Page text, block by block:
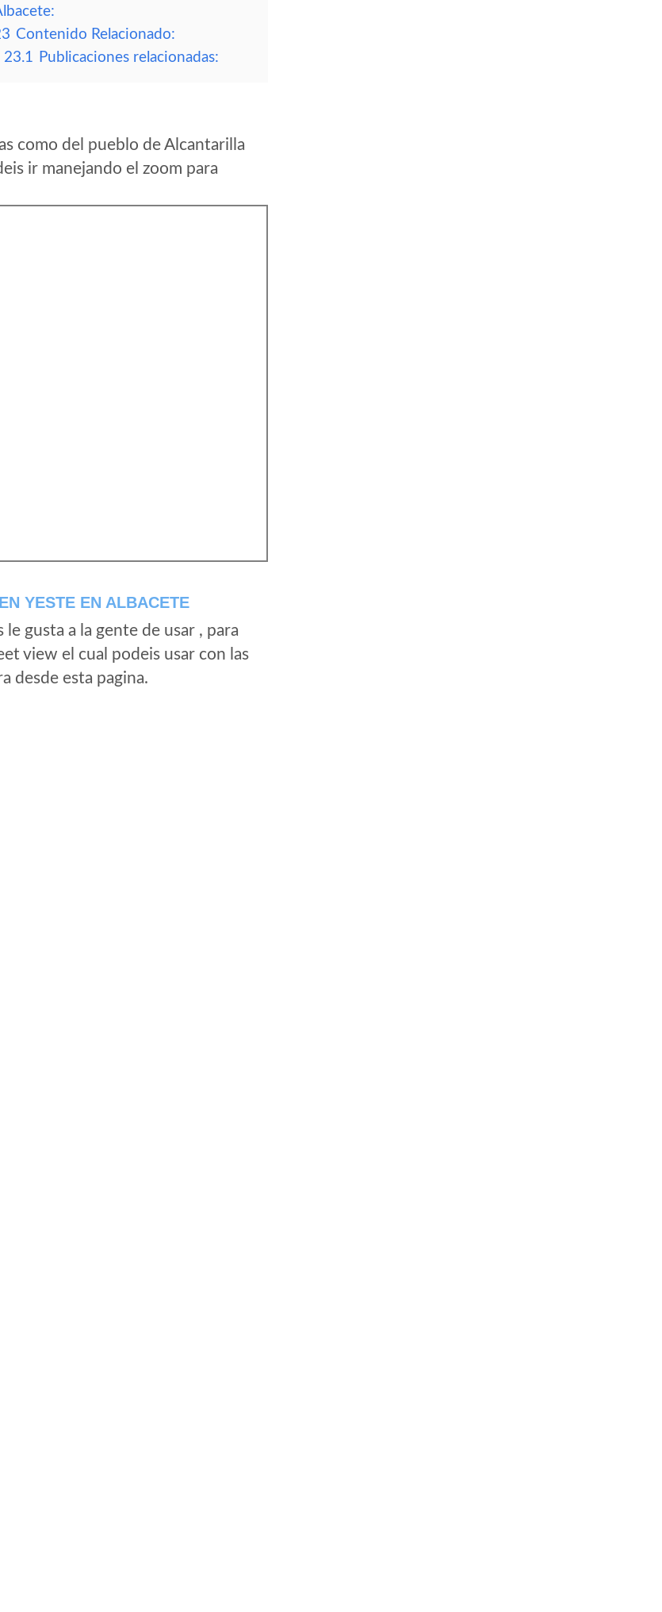
Contenido Relacionado:
23.1 Publicaciones relacionadas:
como del pueblo de Alcantarilla
ir manejando el zoom para
YESTE EN ALBACETE
gusta a la gente de usar , para
view el cual podeis usar con las
desde esta pagina.